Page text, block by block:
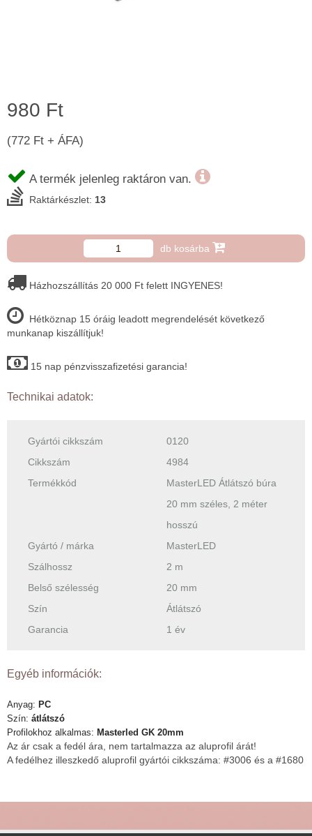
980 Ft
(772 Ft + ÁFA)
A termék jelenleg raktáron van.
Raktárkészlet: 13
db kosárba
Házhozszállítás 20 000 Ft felett INGYENES!
Hétköznap 15 óráig leadott megrendelését következő
munkanap kiszállítjuk!
15 nap pénzvisszafizetési garancia!
Technikai adatok:
Gyártói cikkszám
0120
Cikkszám
4984
Termékkód
MasterLED Átlátszó búra
20 mm széles, 2 méter
hosszú
Gyártó / márka
MasterLED
Szálhossz
2 m
Belső szélesség
20 mm
Szín
Átlátszó
Garancia
1 év
Egyéb információk:
Anyag: PC
Szín: átlátszó
Profilokhoz alkalmas: Masterled GK 20mm
Az ár csak a fedél ára, nem tartalmazza az aluprofil árát!
A fedélhez illeszkedő aluprofil gyártói cikkszáma: #3006 és a #1680